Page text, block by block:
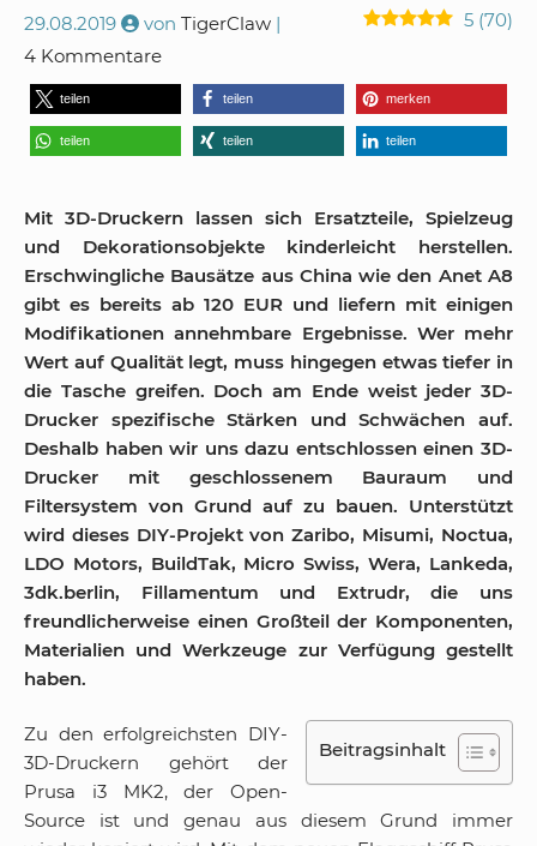
29.08.2019 von TigerClaw 5 (70)
4 Kommentare
teilen teilen merken
teilen teilen teilen
Mit 3D-Druckern lassen sich Ersatzteile, Spielzeug
und Dekorationsobjekte kinderleicht herstellen.
Erschwingliche Bausätze aus China wie den Anet A8
gibt es bereits ab 120 EUR und liefern mit einigen
Modifikationen annehmbare Ergebnisse. Wer mehr
Wert auf Qualität legt, muss hingegen etwas tiefer in
die Tasche greifen. Doch am Ende weist jeder 3D-
Drucker spezifische Stärken und Schwächen auf.
Deshalb haben wir uns dazu entschlossen einen 3D-
Drucker mit geschlossenem Bauraum und
Filtersystem von Grund auf zu bauen. Unterstützt
wird dieses DIY-Projekt von Zaribo, Misumi, Noctua,
LDO Motors, BuildTak, Micro Swiss,Wera, Lankeda,
3dk.berlin, Fillamentum und Extrudr, die uns
freundlicherweise einen Großteil der Komponenten,
Materialien und Werkzeuge zur Verfügung gestellt
haben.
Beitragsinhalt
Zu den erfolgreichsten DIY-
3D-Druckern gehört der
Prusa i3 MK2, der Open-
Source ist und genau aus diesem Grund immer